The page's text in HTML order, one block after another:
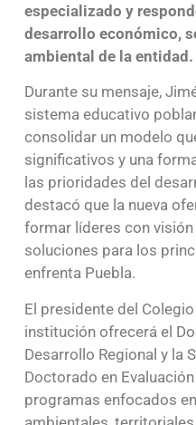
especializado y
desarrollo económico,
ambiental de la entidad.
Durante su mensaje,
sistema educativo
consolidar un modelo
significativos y una
las prioridades del
destacó que la nueva
formar líderes con
soluciones para los
enfrenta Puebla.
El presidente del
institución ofrecerá el
Desarrollo Regional y la
Doctorado en
programas enfocados